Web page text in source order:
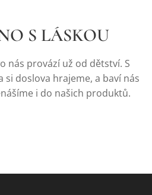
S LÁSKOU
nás provází už od dětství. S
si doslova hrajeme, a baví nás
i do našich produktů.